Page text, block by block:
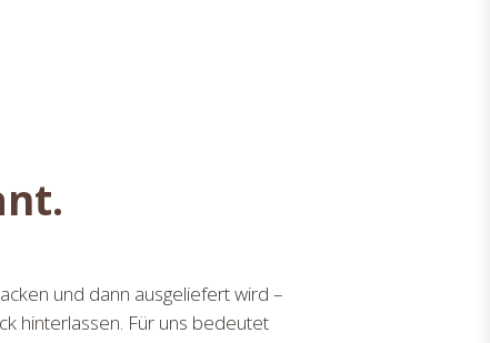
und dann ausgeliefert wird –
hinterlassen. Für uns bedeutet